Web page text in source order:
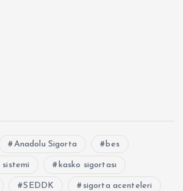
Anadolu Sigorta bes
sistemi kasko sigortası
SEDDK sigorta acenteleri